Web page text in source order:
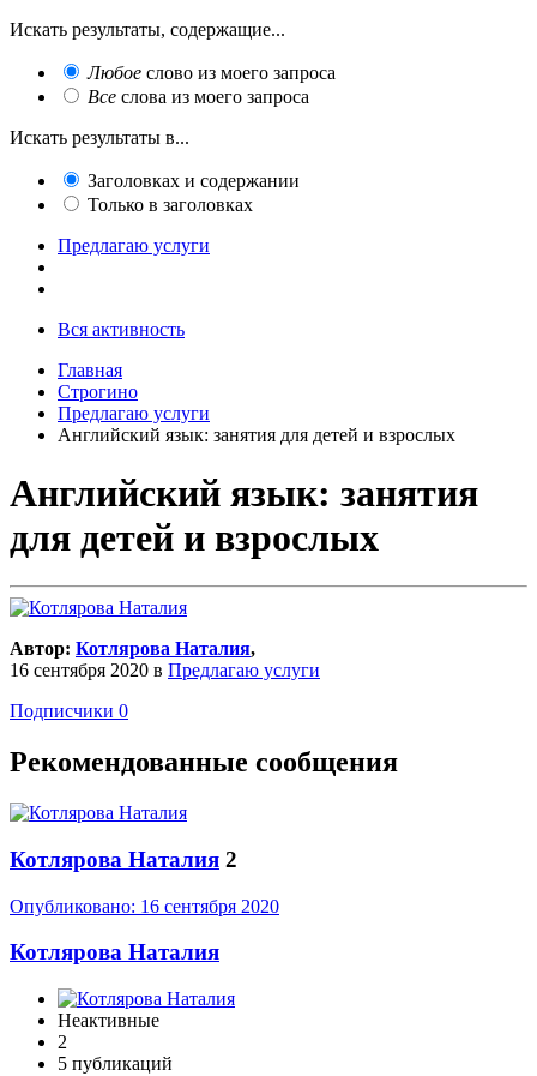
Искать результаты, содержащие...
Любое слово из моего запроса
Все слова из моего запроса
Искать результаты в...
Заголовках и содержании
Только в заголовках
Предлагаю услуги
Вся активность
Главная
Строгино
Предлагаю услуги
Английский язык: занятия для детей и взрослых
Английский язык: занятия
для детей и взрослых
Автор: Котлярова Наталия,
16 сентября 2020 в Предлагаю услуги
Подписчики 0
Рекомендованные сообщения
Котлярова Наталия 2
Опубликовано: 16 сентября 2020
Котлярова Наталия
Неактивные
2
5 публикаций